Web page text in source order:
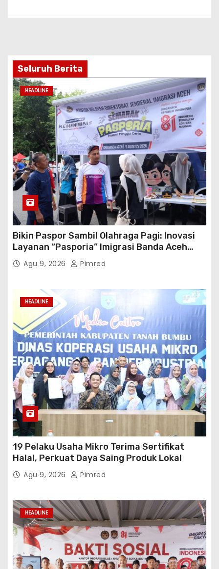
Seluruh Berita
HEADLINE
Bikin Paspor Sambil Olahraga Pagi: Inovasi
Layanan “Pasporia” Imigrasi Banda Aceh
Buat CFD Makin Ceria
Agu 9, 2026 Pimred
HEADLINE
19 Pelaku Usaha Mikro Terima Sertifikat
Halal, Perkuat Daya Saing Produk Lokal
Agu 9, 2026 Pimred
HEADLINE